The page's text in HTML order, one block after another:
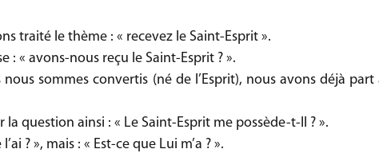
traité le thème : « recevez le Saint-Esprit ».
: « avons-nous reçu le Saint-Esprit ? ».
sommes convertis (né de l’Esprit), nous avons déjà part
la question ainsi : « Le Saint-Esprit me possède-t-Il ? ».
? », mais : « Est-ce que Lui m’a ? ».